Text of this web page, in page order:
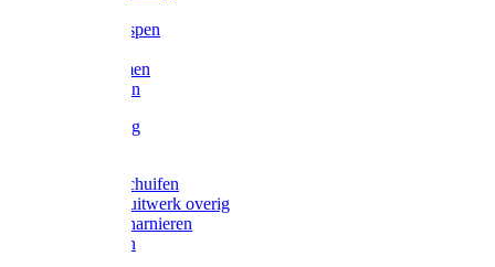
Vijlen / Raspen
Lijmklemmen
Waterpassen
Bouwbeslag
Grendels/schuifen
Hang en sluitwerk overig
Hengen/scharnieren
Scharnieren